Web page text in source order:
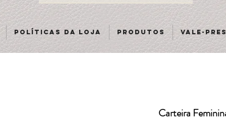
Políticas da loja Produtos Vale-
Carteira